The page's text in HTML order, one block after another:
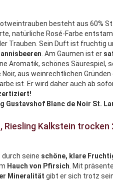
besteht aus 60%
natürliche Rosé-Farbe
Trauben. Sein Duft ist fruchtig
. Am Gaumen ist er
Aromatik, schönes Säurespiel,
aus weinrechtlichen
ist. Er wird daher auch ab
Gustavshof Blanc de Noir St.
Riesling Kalkstein trocken
durch seine schöne, klare
Hauch von Pfirsich . Mit
Mineralitätgibt er sich trotz